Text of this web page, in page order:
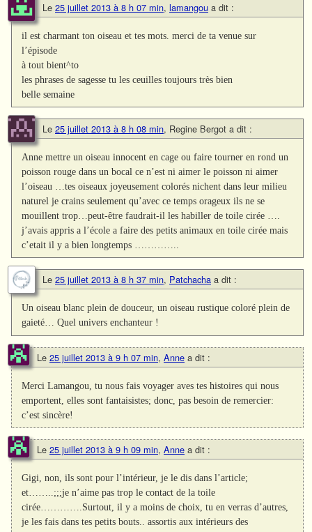
Le 25 juillet 2013 à 8 h 07 min, lamangou a dit :
il est charmant ton oiseau et tes mots. merci de ta venue sur
l’épisode
à tout bient^to
les phrases de sagesse tu les ceuilles toujours très bien
belle semaine
Le 25 juillet 2013 à 8 h 08 min, Regine Bergot a dit :
Anne mettre un oiseau innocent en cage ou faire tourner en rond un
poisson rouge dans un bocal ce n’est ni aimer le poisson ni aimer
l’oiseau …tes oiseaux joyeusement colorés nichent dans leur milieu
naturel je crains seulement qu’avec ce temps orageux ils ne se
mouillent trop…peut-être faudrait-il les habiller de toile cirée ….
j’avais appris a l’école a faire des petits animaux en toile cirée mais
c’etait il y a bien longtemps …………..
Le 25 juillet 2013 à 8 h 37 min, Patchacha a dit :
Un oiseau blanc plein de douceur, un oiseau rustique coloré plein de
gaieté… Quel univers enchanteur !
Le 25 juillet 2013 à 9 h 07 min, Anne a dit :
Merci Lamangou, tu nous fais voyager aves tes histoires qui nous
emportent, elles sont fantaisistes; donc, pas besoin de remercier:
c’est sincère!
Le 25 juillet 2013 à 9 h 09 min, Anne a dit :
Gigi, non, ils sont pour l’intérieur, je le dis dans l’article;
et……..;;;je n’aime pas trop le contact de la toile
cirée………….Surtout, il y a moins de choix, tu en verras d’autres,
je les fais dans tes petits bouts.. assortis aux intérieurs des